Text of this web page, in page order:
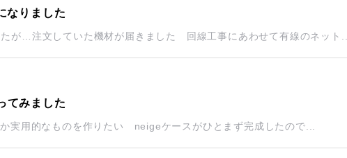
なりました
が…注文していた機材が届きました 回線工事にあわせて有線のネット...
てみました
実用的なものを作りたい neigeケースがひとまず完成したので...